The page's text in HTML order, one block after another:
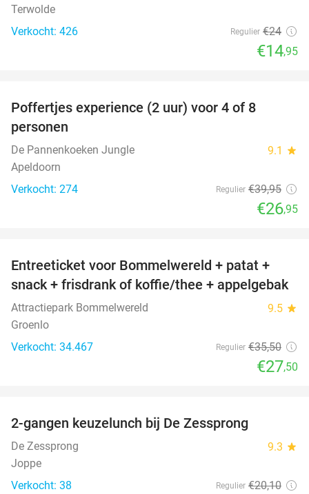
Terwolde
Verkocht: 426
Regulier €24
€14,95
Poffertjes experience (2 uur) voor 4 of 8
personen
De Pannenkoeken Jungle 9.1 star
Apeldoorn
Verkocht: 274
Regulier €39,95
€26,95
23%
Entreeticket voor Bommelwereld + patat +
snack + frisdrank of koffie/thee + appelgebak
Attractiepark Bommelwereld 9.5 star
Groenlo
Verkocht: 34.467
Regulier €35,50
€27,50
2-gangen keuzelunch bij De Zessprong
De Zessprong 9.3 star
Joppe
Verkocht: 38
Regulier €20,10